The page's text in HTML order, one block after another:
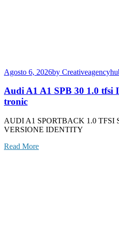
Agosto 6, 2026by
Audi A1 A1 SPB 30 1.0 tfsi
tronic
AUDI A1 SPORTBACK 1.0 TFSI
VERSIONE IDENTITY
Read More